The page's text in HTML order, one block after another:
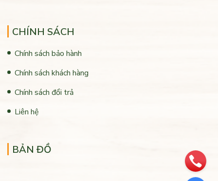
CHÍNH SÁCH
Chính sách bảo hành
Chính sách khách hàng
Chính sách đổi trả
Liên hệ
BẢN ĐỒ